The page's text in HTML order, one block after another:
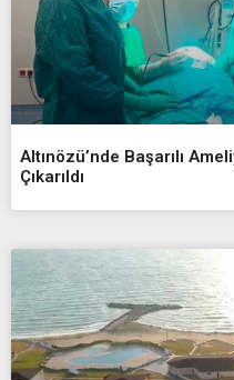
Altınözü’nde Başarılı
Çıkarıldı